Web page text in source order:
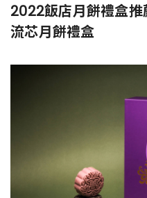
2022飯店月餅禮盒推
流芯月餅禮盒